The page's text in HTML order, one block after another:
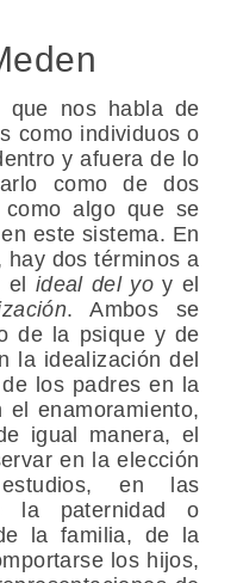
que nos habla de
como individuos o
y afuera de lo
como de dos
como algo que se
este sistema. En
dos términos a
el ideal del yo y el
. Ambos se
de la psique y de
la idealización del
los padres en la
enamoramiento,
igual manera, el
en la elección
en las
la paternidad o
la familia, de la
los hijos,